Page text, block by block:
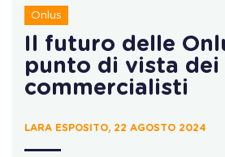
Onlus
Il futuro delle
punto di vista dei
commercialisti
LARA ESPOSITO, 22 AGOSTO 2024